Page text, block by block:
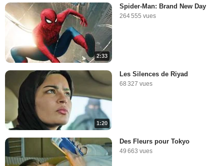
2:33
Spider-Man: Brand New Day
264 555 vues
1:20
Les Silences de Riyad
68 327 vues
Des Fleurs pour Tokyo
49 663 vues